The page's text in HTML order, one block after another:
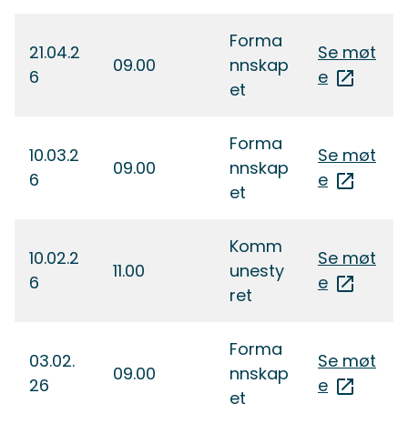
21.04.2
6
09.00
Forma
nnskap
et
Se møt
e
10.03.2
6
09.00
Forma
nnskap
et
Se møt
e
10.02.2
6
11.00
Komm
unesty
ret
Se møt
e
03.02.
26
09.00
Forma
nnskap
et
Se møt
e